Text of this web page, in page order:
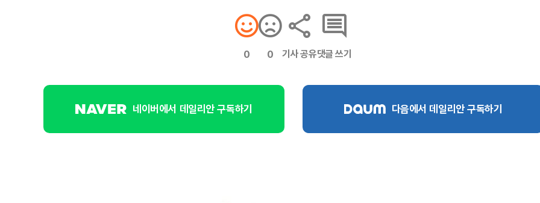
0 0 기사 공유댓글 쓰기
네이버에서 데일리안 구독하기 다음에서 데일리안 구독하기